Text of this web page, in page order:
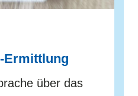
Ermittlung
über das